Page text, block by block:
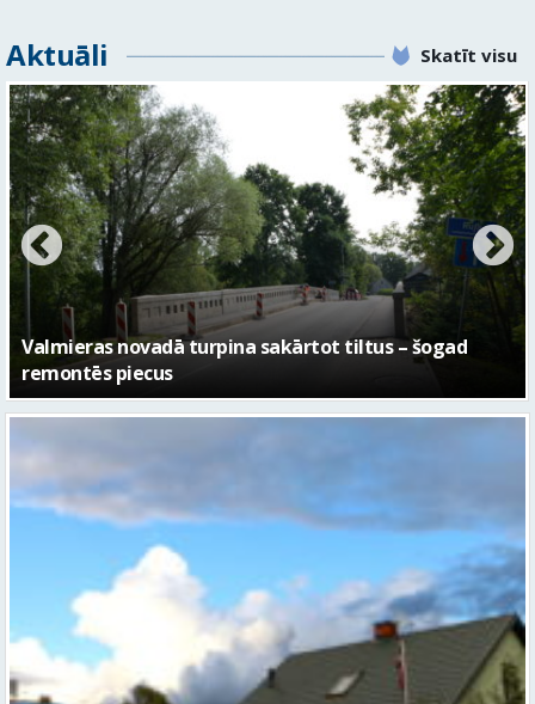
Aktuāli Skatīt visu
No pagaidu teātra līdz laikmetīgās kultūras centram
– kā attīstīsies “Kurtuve”